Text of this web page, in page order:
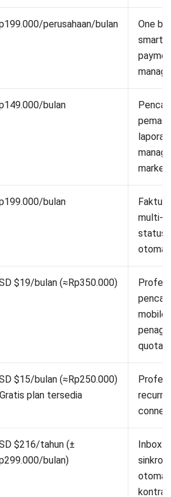
perusahaan/bulan
One
smart
bulan
bulan
Faktur
multi-
status
$19/bulan (≈Rp350.000)
$15/bulan (≈Rp250.000)
plan tersedia
$216/tahun (±
bulan)
Inbox-